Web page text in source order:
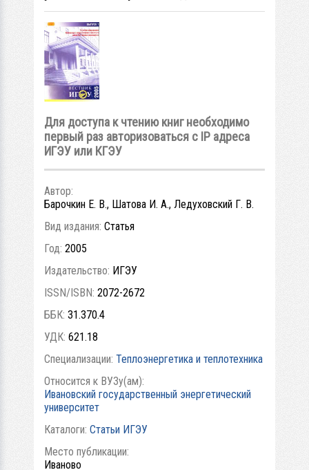
Для доступа к чтению книг необходимо
первый раз авторизоваться с IP адреса
ИГЭУ или КГЭУ
Автор:
Барочкин Е. В., Шатова И. А., Ледуховский Г. В.
Вид издания: Статья
Год: 2005
Издательство: ИГЭУ
ISSN/ISBN: 2072-2672
ББК: 31.370.4
УДК: 621.18
Специализации: Теплоэнергетика и теплотехника
Относится к ВУЗу(ам):
Ивановский государственный энергетический
университет
Каталоги: Статьи ИГЭУ
Место публикации:
Иваново